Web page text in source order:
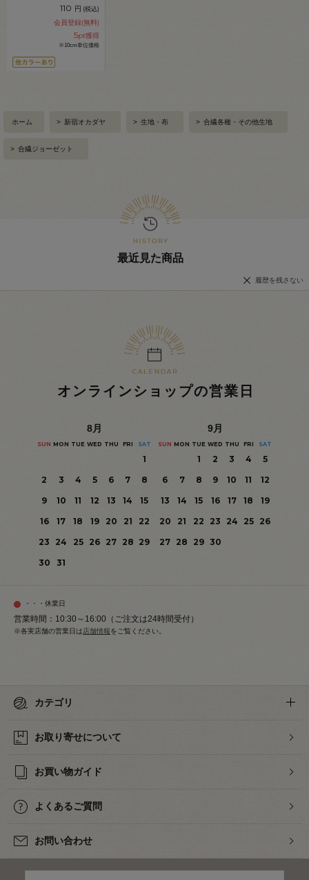
110 円 (税込)
会員登録(無料)
5pt獲得
※10cm単位価格
ホーム > 新宿オカダヤ > 生地・布 > 合繊各種・その他生地
> 合繊ジョーゼット
最近見た商品
履歴を残さない
オンラインショップの営業日
8月
SUN MON TUE WED THU FRI SAT
1
2
3 4 5 6 7
8
9
10 11 12 13 14
15
16
17 18 19 20 21
22
23
24 25 26 27 28 29
30
31
9月
SUN MON TUE WED THU FRI SAT
1 2 3 4
5
6
7 8 9 10 11
12
13
14 15 16 17 18
19
20
21 22 23 24 25
26
27 28 29 30
・・・休業日
営業時間：10:30～16:00（ご注文は24時間受付）
※各実店舗の営業日は店舗情報をご覧ください。
カテゴリ
お取り寄せについて
お買い物ガイド
よくあるご質問
お問い合わせ